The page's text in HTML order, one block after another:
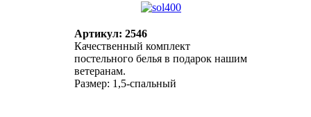
Артикул: 2546
Качественный комплект
постельного белья в подарок нашим
ветеранам.
Размер: 1,5-спальный